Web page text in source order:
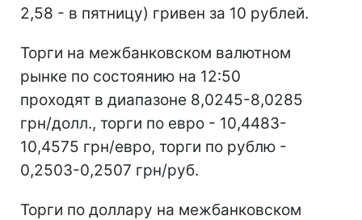
2,58 - в пятницу) гривен за 10 рублей.
Торги на межбанковском валютном
рынке по состоянию на 12:50
проходят в диапазоне 8,0245-8,0285
грн/долл., торги по евро - 10,4483-
10,4575 грн/евро, торги по рублю -
0,2503-0,2507 грн/руб.
Торги по доллару на межбанковском